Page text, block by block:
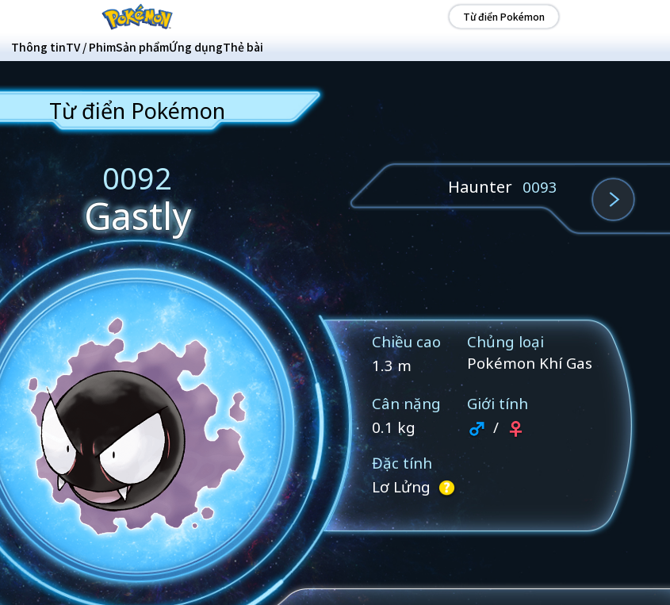
Từ điển Pokémon
Thông tinTV / PhimSản phẩmỨng dụngThẻ bài
Từ điển Pokémon
0092
Gastly
Haunter 0093
Chiều cao
1.3 m
Chủng loại
Pokémon Khí Gas
Cân nặng
0.1 kg
Giới tính
/
Đặc tính
Lơ Lửng